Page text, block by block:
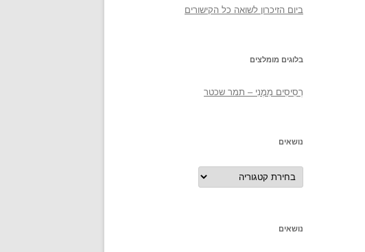
ביום הזיכרון לשואה כל הקישורים
בלוגים מומלצים
רְסִיסִים מִמֶנִי – תמר שכטר
נושאים
נושאים
נושאים